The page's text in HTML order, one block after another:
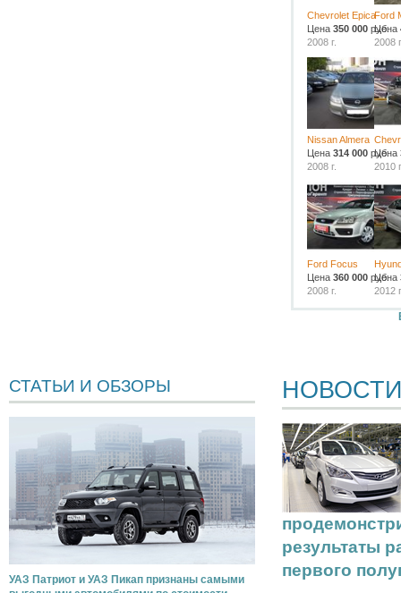
Chevrolet Epica
Цена 350 000 руб.
2008 г.
Ford
Цена
2008
Nissan Almera
Цена 314 000 руб.
2008 г.
Цена
2010
Ford Focus
Цена 360 000 руб.
2008 г.
Цена
2012
СТАТЬИ И ОБЗОРЫ
УАЗ Патриот и УАЗ Пикап признаны самыми
НОВОСТИ
результаты
первого